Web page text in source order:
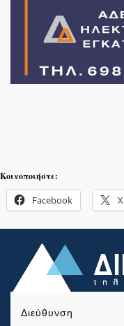
Κοινοποιήστε:
Facebook X
Διεύθυνση